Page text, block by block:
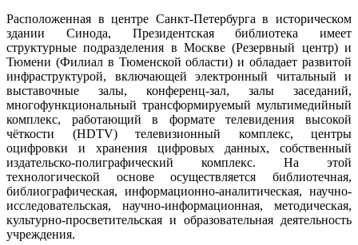
Расположенная в центре Санкт-Петербурга в историческом
здании Синода, Президентская библиотека имеет
структурные подразделения в Москве (Резервный центр) и
Тюмени (Филиал в Тюменской области) и обладает развитой
инфраструктурой, включающей электронный читальный и
выставочные залы, конференц-зал, залы заседаний,
многофункциональный трансформируемый мультимедийный
комплекс, работающий в формате телевидения высокой
чёткости (HDTV) телевизионный комплекс, центры
оцифровки и хранения цифровых данных, собственный
издательско-полиграфический комплекс. На этой
технологической основе осуществляется библиотечная,
библиографическая, информационно-аналитическая, научно-
исследовательская, научно-информационная, методическая,
культурно-просветительская и образовательная деятельность
учреждения.